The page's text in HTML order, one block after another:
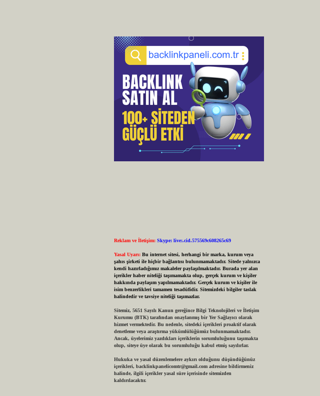
Reklam ve İletişim: Skype: live:.cid.575569c608265c69
Yasal Uyarı: Bu internet sitesi, herhangi bir marka, kurum veya
şahıs şirketi ile hiçbir bağlantısı bulunmamaktadır. Sitede yalnızca
kendi hazırladığımız makaleler paylaşılmaktadır. Burada yer alan
içerikler haber niteliği taşımamakta olup, gerçek kurum ve kişiler
hakkında paylaşım yapılmamaktadır. Gerçek kurum ve kişiler ile
isim benzerlikleri tamamen tesadüfidir. Sitemizdeki bilgiler taslak
halindedir ve tavsiye niteliği taşımazlar.
Sitemiz, 5651 Sayılı Kanun gereğince Bilgi Teknolojileri ve İletişim
Kurumu (BTK) tarafından onaylanmış bir Yer Sağlayıcı olarak
hizmet vermektedir. Bu nedenle, sitedeki içerikleri proaktif olarak
denetleme veya araştırma yükümlülüğümüz bulunmamaktadır.
Ancak, üyelerimiz yazdıkları içeriklerin sorumluluğunu taşımakta
olup, siteye üye olarak bu sorumluluğu kabul etmiş sayılırlar.
Hukuka ve yasal düzenlemelere aykırı olduğunu düşündüğünüz
içerikleri, backlinkpanelicomtr@gmail.comadresine bildirmeniz
halinde, ilgili içerikler yasal süre içerisinde sitemizden
kaldırılacaktır.